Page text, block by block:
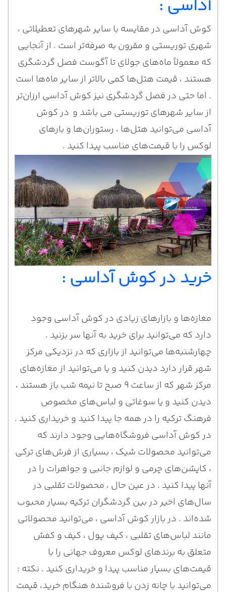
آداسی :
کوش آداسی در مقایسه با سایر شهرهای تعطیلاتی ،
شهری توریستی و مقرون به صرفه‌تر است . از آنجایی
که معمولاً ماه‌های جولای تا آگوست فصل گردشگری
هستند ، قیمت هتل‌ها کمی بالاتر از سایر ماه‌ها است
. اما حتی در فصل گردشگری نیز کوش آداسی ارزان‌تر
از سایر شهرهای توریستی می باشد و در کوش
آداسی می‌توانید هتل‌ها ، رستوران‌ها و بارهای
لوکس را با قیمت‌های مناسب پیدا کنید .
خرید در کوش آداسی :
مغازه‌ها و بازارهای زیادی در کوش‌ آداسی وجود
دارد که می‌توانید برای خرید به آنها سر بزنید .
چهارشنبه‌ها می‌توانید از بازاری که در نزدیکی مرکز
شهر قرار دارد دیدن کنید و یا می‌توانید از مغازه‌های
مرکز شهر که از ساعت ۹ صبح تا نیمه‌ شب باز هستند ،
دیدن کنید و یا سوغاتی و لباس‌های مخصوص
فرهنگ ترکیه را در همه جا پیدا کنید و خریداری کنید .
در کوش آداسی فروشگاه‌هایی وجود دارند که
می‌توانید محصولات شیک ، بسیاری از فرش‌های ترکی
، کاپشن‌های چرمی و لوازم جانبی و جواهرات را در
آنها پیدا کنید . در عین حال ، محصولات تقلبی در
سال‌های اخیر در بین گردشگران ترکیه بسیار محبوب
شده‌اند . در بازار کوش آداسی ، می‌توانید محصولاتی
مانند لباس‌های تقلبی ، کیف پول ، کیف و کفش
متعلق به برندهای لوکس معروف جهانی را با
قیمت‌های بسیار مناسب پیدا و خریداری کنید . نکته :
می‌توانید با چانه زدن با فروشنده هنگام خرید، قیمت